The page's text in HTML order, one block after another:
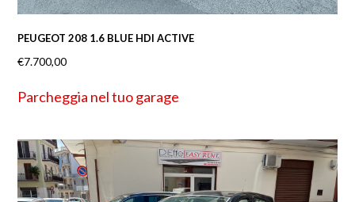
PEUGEOT 208 1.6 BLUE HDI ACTIVE
€7.700,00
Parcheggia nel tuo garage